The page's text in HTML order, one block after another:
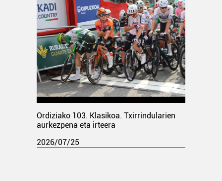
Ordiziako 103. Klasikoa. Txirrindularien
aurkezpena eta irteera
2026/07/25